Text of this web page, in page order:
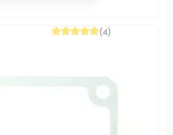
(4)